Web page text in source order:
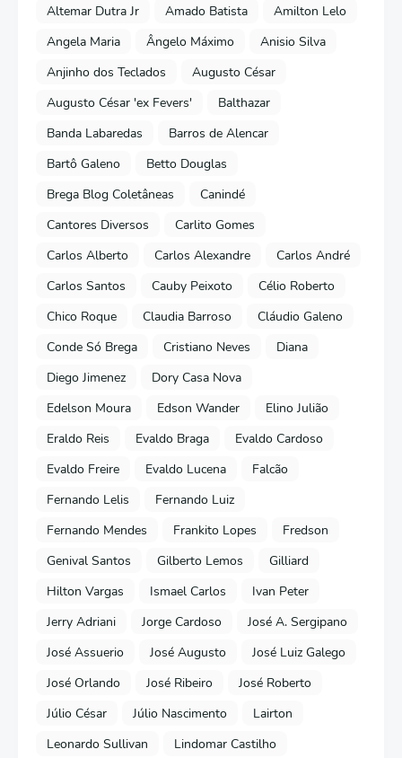
Altemar Dutra Jr
Amado Batista
Amilton Lelo
Angela Maria
Ângelo Máximo
Anisio Silva
Anjinho dos Teclados
Augusto César
Augusto César 'ex Fevers'
Balthazar
Banda Labaredas
Barros de Alencar
Bartô Galeno
Betto Douglas
Brega Blog Coletâneas
Canindé
Cantores Diversos
Carlito Gomes
Carlos Alberto
Carlos Alexandre
Carlos André
Carlos Santos
Cauby Peixoto
Célio Roberto
Chico Roque
Claudia Barroso
Cláudio Galeno
Conde Só Brega
Cristiano Neves
Diana
Diego Jimenez
Dory Casa Nova
Edelson Moura
Edson Wander
Elino Julião
Eraldo Reis
Evaldo Braga
Evaldo Cardoso
Evaldo Freire
Evaldo Lucena
Falcão
Fernando Lelis
Fernando Luiz
Fernando Mendes
Frankito Lopes
Fredson
Genival Santos
Gilberto Lemos
Gilliard
Hilton Vargas
Ismael Carlos
Ivan Peter
Jerry Adriani
Jorge Cardoso
José A. Sergipano
José Assuerio
José Augusto
José Luiz Galego
José Orlando
José Ribeiro
José Roberto
Júlio César
Júlio Nascimento
Lairton
Leonardo Sullivan
Lindomar Castilho